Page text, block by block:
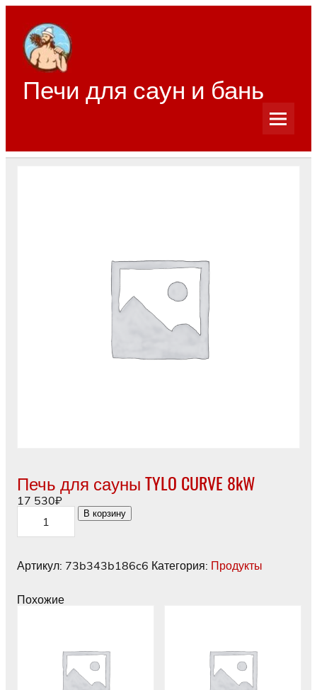
Перейти
содержимому
Печи для саун и бань
Печь для сауны TYLO CURVE 8kW
17 530₽
Количество
товара
Печь
TYLO
В корзину
Артикул: 73b343b186c6 Категория: Продукты
Похожие